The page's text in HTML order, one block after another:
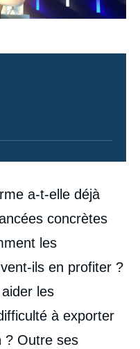
a-t-elle déjà
concrètes
les
ils en profiter ?
les
à exporter
? Outre ses